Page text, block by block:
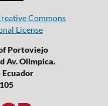
Commons
License
Portoviejo
Av. Olimpica.